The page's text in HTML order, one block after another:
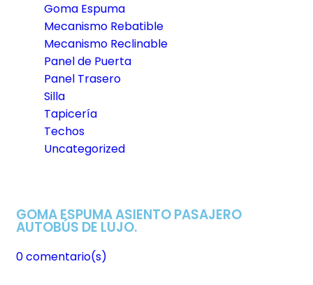
Goma Espuma
Mecanismo Rebatible
Mecanismo Reclinable
Panel de Puerta
Panel Trasero
Silla
Tapicería
Techos
Uncategorized
GOMA ESPUMA ASIENTO PASAJERO
AUTOBÚS DE LUJO.
0comentario(s)